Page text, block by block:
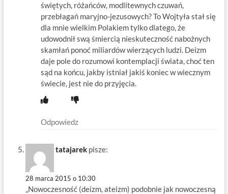
świętych, różańców, modlitewnych czuwań,
przebłagań maryjno-jezusowych? To Wojtyła stał się
dla mnie wielkim Polakiem tylko dlatego, że
udowodnił swą śmiercią nieskuteczność nabożnych
skamłań ponoć miliardów wierzących ludzi. Deizm
daje pole do rozumowi kontemplacji świata, choć ten
sąd na końcu, jakby istniał jakiś koniec w wiecznym
świecie, jest nie do przyjęcia.
Odpowiedz
tatajarek pisze:
28 marca 2015 o 10:30
„Nowoczesność (deizm, ateizm) podobnie jak nowoczesną